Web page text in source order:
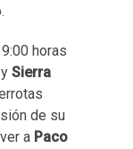
horas
y Sierra
de su
a Paco